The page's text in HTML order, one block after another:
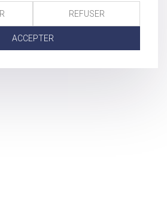
REFUSER
ACCEPTER